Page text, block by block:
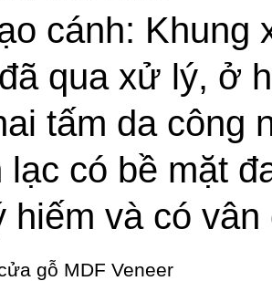
cánh:
qua xử lý, ở
tấm da công
lạc có bề mặt
hiếm và có vân
gỗ MDF Veneer